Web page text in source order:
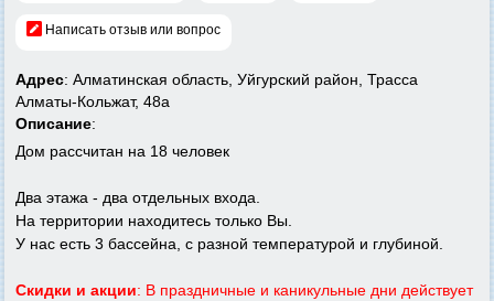
Написать отзыв или вопрос
Адрес: Алматинская область, Уйгурский район, Трасса
Алматы-Кольжат, 48а
Описание:
Дом рассчитан на 18 человек
Два этажа - два отдельных входа.
На территории находитесь только Вы.
У нас есть 3 бассейна, с разной температурой и глубиной.
Скидки и акции: В праздничные и каникульные дни действует